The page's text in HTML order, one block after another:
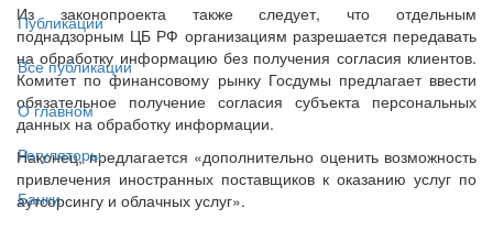
Публикации
Все публикации
О главном
Регуляторы
Банки
Из законопроекта также следует, что отдельным
поднадзорным ЦБ РФ организациям разрешается передавать
на обработку информацию без получения согласия клиентов.
Комитет по финансовому рынку Госдумы предлагает ввести
обязательное получение согласия субъекта персональных
данных на обработку информации.
Наконец, предлагается «дополнительно оценить возможность
привлечения иностранных поставщиков к оказанию услуг по
аутсорсингу и облачных услуг».